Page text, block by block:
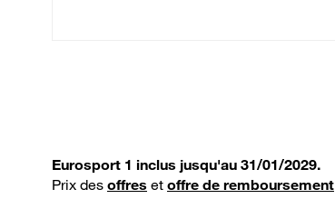
Eurosport 1 inclus jusqu'au 31/01/2029.
Prix des offres et offre de remboursement